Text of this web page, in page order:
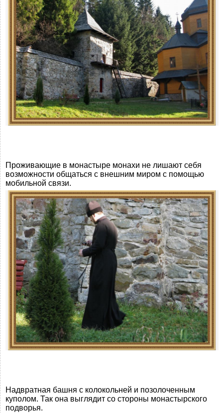
Проживающие в монастыре монахи не лишают себя
возможности общаться с внешним миром с помощью
мобильной связи.
Надвратная башня с колокольней и позолоченным
куполом. Так она выглядит со стороны монастырского
подворья.